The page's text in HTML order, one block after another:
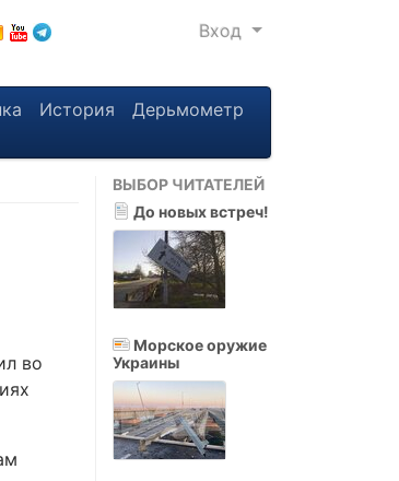
Вход
История Дерьмометр
во
ВЫБОР ЧИТАТЕЛЕЙ
До новых встреч!
Морское оружие
Украины